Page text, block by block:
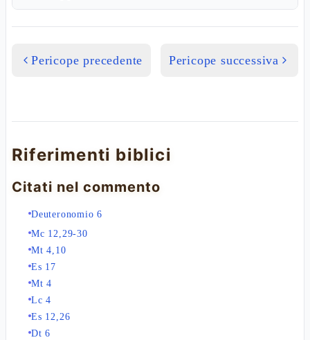
Pericope precedente Pericope successiva
Riferimenti biblici
Citati nel commento
Deuteronomio 6
Mc 12,29-30
Mt 4,10
Es 17
Mt 4
Lc 4
Es 12,26
Dt 6